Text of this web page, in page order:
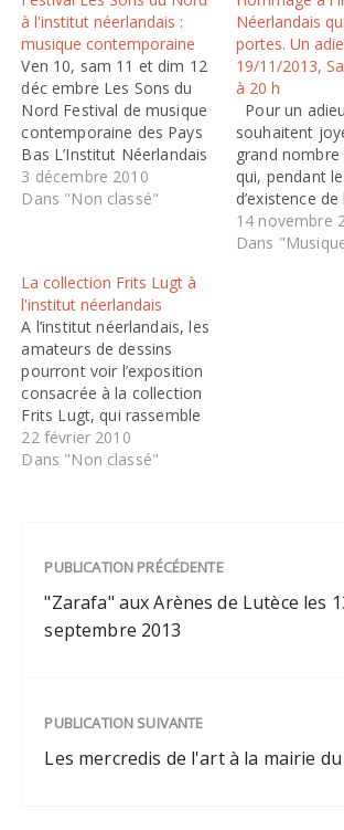
à l'institut néerlandais :
musique contemporaine
Ven 10, sam 11 et dim 12
déc embre Les Sons du
Nord Festival de musique
contemporaine des Pays
Bas L’Institut Néerlandais
espère transmettre cet
engouement batave pour
projection d’un film
documentaire. Chaque
concert sera présenté au
public. Vendredi 10
décembre…
3 décembre 2010
Dans "Non classé"
Néerlandais
portes. Un
19/11/2013,
à 20 h
Pour un
souhaitent
grand nombre
qui, pendant
d’existence de
Néerlandais,
à Paris
14 novembre
Dans
La collection Frits Lugt à
l'institut néerlandais
A l’institut néerlandais, les
amateurs de dessins
pourront voir l’exposition
consacrée à la collection
Frits Lugt, qui rassemble
des dessins des plus
grands artistes français:
Custodia Collection Frits
Lugt copyright La
Collection Frits Lugt est,
depuis 1964, la…
22 février 2010
Dans "Non classé"
PUBLICATION PRÉCÉDENTE
"Zarafa" aux Arènes de Lutèce les
septembre 2013
PUBLICATION SUIVANTE
Les mercredis de l'art à la mairie